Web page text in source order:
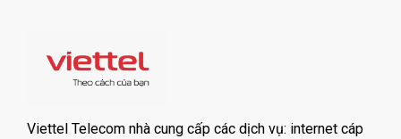
Viettel Telecom nhà cung cấp các dịch vụ: internet cáp